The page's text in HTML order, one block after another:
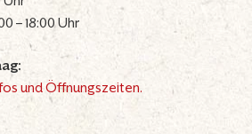
– 18:00 Uhr
und Öffnungszeiten.